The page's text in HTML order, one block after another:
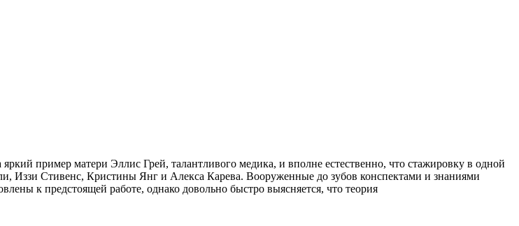
пример матери Эллис Грей, талантливого медика, и вполне естественно, что стажировку в одной
Стивенс, Кристины Янг и Алекса Карева. Вооруженные до зубов конспектами и знаниями
к предстоящей работе, однако довольно быстро выясняется, что теория